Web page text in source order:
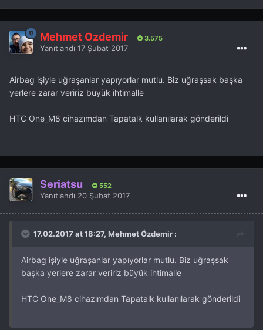
Mehmet Özdemir 3.575
Yanıtlandı 17 Şubat 2017
Airbag işiyle uğraşanlar yapıyorlar mutlu. Biz uğraşsak başka
yerlere zarar veririz büyük ihtimalle
HTC One_M8 cihazımdan Tapatalk kullanılarak gönderildi
Seriatsu 552
Yanıtlandı 20 Şubat 2017
17.02.2017 at 18:27, Mehmet Özdemir :
Airbag işiyle uğraşanlar yapıyorlar mutlu. Biz uğraşsak
başka yerlere zarar veririz büyük ihtimalle
HTC One_M8 cihazımdan Tapatalk kullanılarak gönderildi